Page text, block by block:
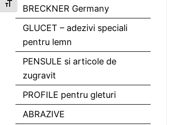
Toggle Font size
BRECKNER Germany
GLUCET – adezivi speciali
pentru lemn
PENSULE si articole de
zugravit
PROFILE pentru gleturi
ABRAZIVE